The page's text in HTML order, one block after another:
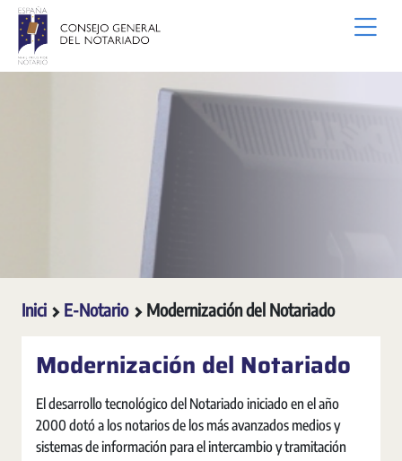
Salta al contingut principal
Inici E-Notario Modernización del Notariado
Modernización del Notariado
El desarrollo tecnológico del Notariado iniciado en el año
2000 dotó a los notarios de los más avanzados medios y
sistemas de información para el intercambio y tramitación